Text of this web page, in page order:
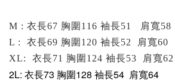
M : 衣長67 胸圍116 袖長51 肩寬58
L :
衣長69 胸圍120 袖長52
肩寬60
XL:
衣長71 胸圍124 袖長53 肩寬62
2L: 衣長73 胸圍128 袖長54 肩寬64